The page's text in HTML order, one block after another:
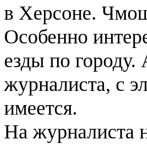
в Херсоне.
Особенно
езды по городу.
журналиста, с
имеется.
На журналиста